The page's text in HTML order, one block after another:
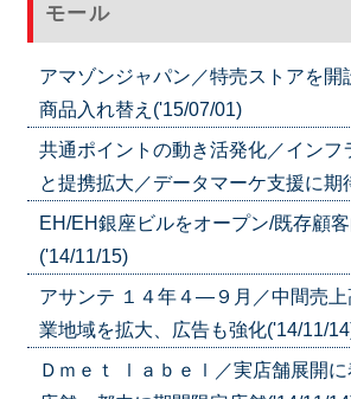
モール
アマゾンジャパン／特売ストアを開
商品入れ替え('15/07/01)
共通ポイントの動き活発化／インフ
と提携拡大／データマーケ支援に期
EH/EH銀座ビルをオープン/既存顧
('14/11/15)
アサンテ １４年４―９月／中間売
業地域を拡大、広告も強化('14/11/
Ｄｍｅｔ ｌａｂｅｌ／実店舗展開